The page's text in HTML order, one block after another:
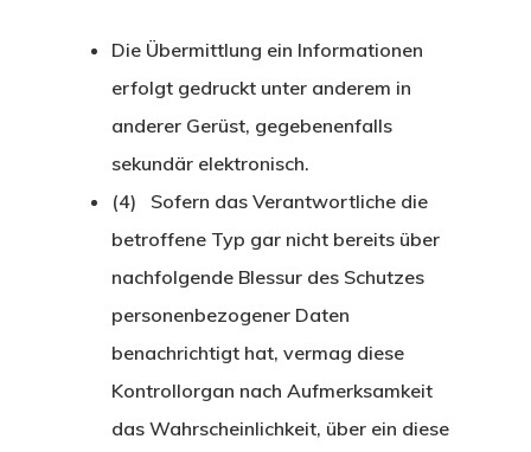
Die Übermittlung ein Informationen
erfolgt gedruckt unter anderem in
anderer Gerüst, gegebenenfalls
sekundär elektronisch.
(4) Sofern das Verantwortliche die
betroffene Typ gar nicht bereits über
nachfolgende Blessur des Schutzes
personenbezogener Daten
benachrichtigt hat, vermag diese
Kontrollorgan nach Aufmerksamkeit
das Wahrscheinlichkeit, über ein diese